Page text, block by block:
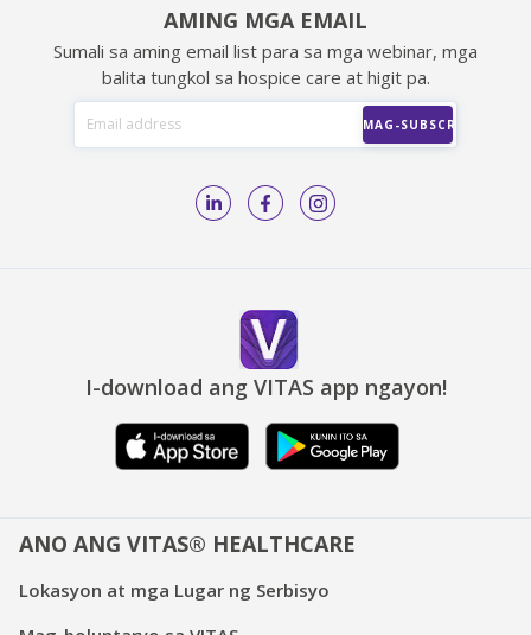
AMING MGA EMAIL
Sumali sa aming email list para sa mga webinar, mga
balita tungkol sa hospice care at higit pa.
I-download ang VITAS app ngayon!
ANO ANG VITAS® HEALTHCARE
Lokasyon at mga Lugar ng Serbisyo